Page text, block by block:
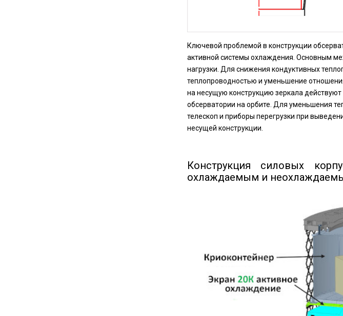
Ключевой проблемой в конструкции
активной системы охлаждения. Основным
нагрузки. Для снижения кондуктивных
теплопроводностью и уменьшение
на несущую конструкцию зеркала
обсерватории на орбите. Для уменьшения
телескоп и приборы перегрузки при
несущей конструкции.
Конструкция силовых
охлаждаемым и